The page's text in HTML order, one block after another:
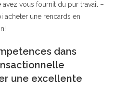
vous fournit du pur travail –
acheter une rencards en
dans
une excellente